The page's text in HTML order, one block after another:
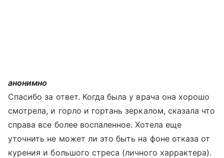
анонимно
Спасибо за ответ. Когда была у врача она хорошо
смотрела, и горло и гортань зеркалом, сказала что
справа все более воспаленное. Хотела еще
уточнить не может ли это быть на фоне отказа от
курения и большого стреса (личного харрактера).